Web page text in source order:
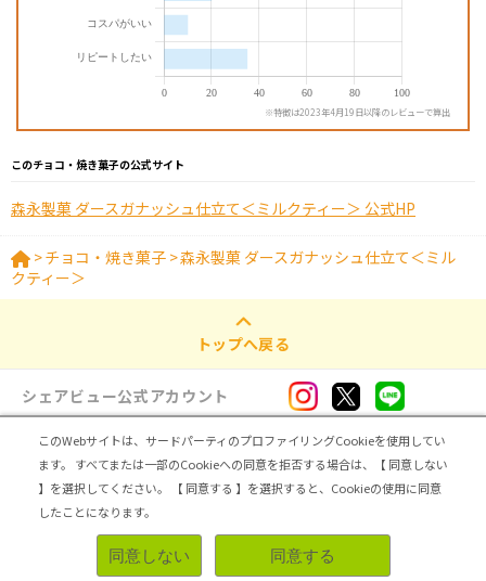
※特徴は2023年4月19日以降のレビューで算出
このチョコ・焼き菓子の公式サイト
森永製菓 ダースガナッシュ仕立て＜ミルクティー＞ 公式HP
>チョコ・焼き菓子 >森永製菓 ダースガナッシュ仕立て＜ミル
クティー＞
トップへ戻る
シェアビュー公式アカウント
ログイン・新規登録
トップ | シェアビューとは レビュアー向け シェアビューインタビュー | カテゴリ一覧
運営会社 | 個人情報の取扱いについて
Copyright (C) ASMARQ Co.,Ltd. All Rights Reserved.
無料登録＆レビューで100ポイント
このWebサイトは、サードパーティのプロファイリングCookieを使用してい
ます。
すべてまたは一部のCookieへの同意を拒否する場合は、【 同意しない
】を選択してください。
【 同意する 】を選択すると、Cookieの使用に同意
したことになります。
同意しない 同意する